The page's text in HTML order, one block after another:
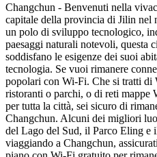
Changchun - Benvenuti nella
capitale della provincia di Jilin nel
un polo di sviluppo tecnologico,
paesaggi naturali notevoli, questa
soddisfano le esigenze dei suoi
tecnologia. Se vuoi rimanere
popolari con Wi-Fi. Che si tratti di
ristoranti o parchi, o di reti mappe
per tutta la città, sei sicuro di
Changchun. Alcuni dei migliori
del Lago del Sud, il Parco Eling e
viaggiando a Changchun,